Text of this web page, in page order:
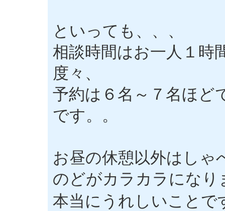
といっても、、、
相談時間はお一人１時
度々、
予約は６名～７名ほど
です。。
お昼の休憩以外はしゃ
のどがカラカラになり
本当にうれしいことで